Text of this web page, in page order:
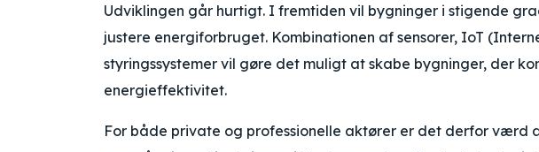
Udviklingen går hurtigt. I fremtiden vil bygninger i stigende
justere energiforbruget. Kombinationen af sensorer, IoT
styringssystemer vil gøre det muligt at skabe bygninger, der
energieffektivitet.
For både private og professionelle aktører er det derfor værd